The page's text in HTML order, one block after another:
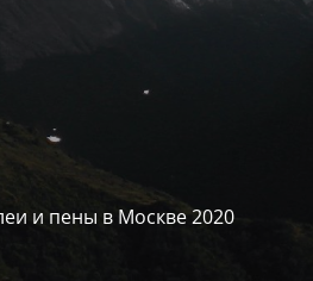
и пены в Москве 2020